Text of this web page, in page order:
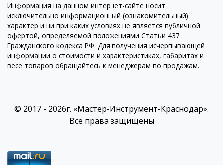
Информация на данном интернет-сайте носит
исключительно информационный (ознакомительный)
характер и ни при каких условиях не является публичной
офертой, определяемой положениями Статьи 437
Гражданского кодекса РФ. Для получения исчерпывающей
информации о стоимости и характеристиках, габаритах и
весе товаров обращайтесь к менеджерам по продажам.
© 2017 - 2026г. «Мастер-Инструмент-Краснодар».
Все права защищены